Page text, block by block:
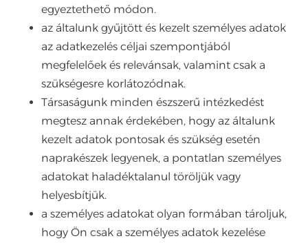
egyeztethető módon.
az általunk gyűjtött és kezelt személyes adatok
az adatkezelés céljai szempontjából
megfelelőek és relevánsak, valamint csak a
szükségesre korlátozódnak.
Társaságunk minden észszerű intézkedést
megtesz annak érdekében, hogy az általunk
kezelt adatok pontosak és szükség esetén
naprakészek legyenek, a pontatlan személyes
adatokat haladéktalanul töröljük vagy
helyesbítjük.
a személyes adatokat olyan formában tároljuk,
hogy Ön csak a személyes adatok kezelése